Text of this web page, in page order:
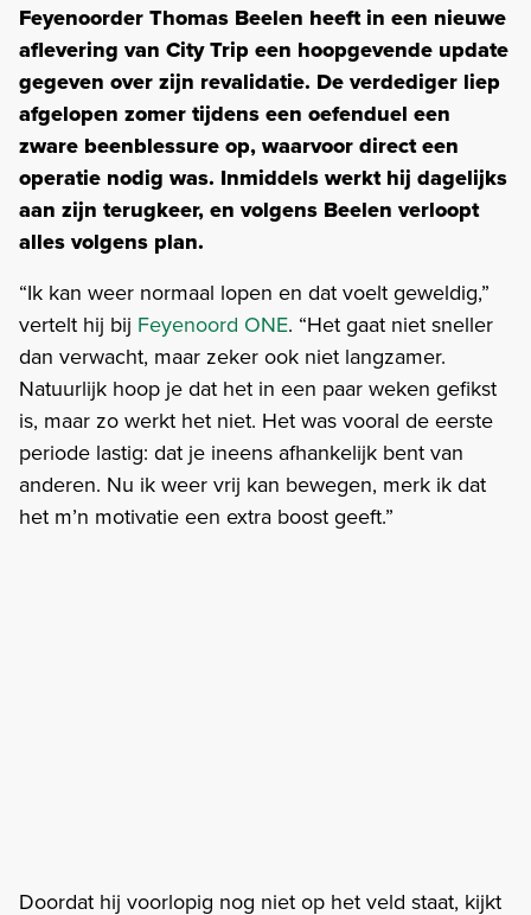
Feyenoorder Thomas Beelen heeft in een nieuwe
aflevering van City Trip een hoopgevende update
gegeven over zijn revalidatie. De verdediger liep
afgelopen zomer tijdens een oefenduel een
zware beenblessure op, waarvoor direct een
operatie nodig was. Inmiddels werkt hij dagelijks
aan zijn terugkeer, en volgens Beelen verloopt
alles volgens plan.
“Ik kan weer normaal lopen en dat voelt geweldig,”
vertelt hij bij Feyenoord ONE. “Het gaat niet sneller
dan verwacht, maar zeker ook niet langzamer.
Natuurlijk hoop je dat het in een paar weken gefikst
is, maar zo werkt het niet. Het was vooral de eerste
periode lastig: dat je ineens afhankelijk bent van
anderen. Nu ik weer vrij kan bewegen, merk ik dat
het m’n motivatie een extra boost geeft.”
Doordat hij voorlopig nog niet op het veld staat, kijkt